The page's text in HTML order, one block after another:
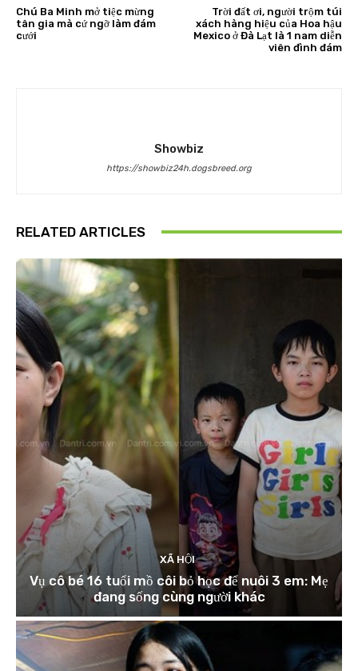
Chú Ba Minh mở tiệc mừng
tân gia mà cứ ngỡ làm đám
cưới
Trời đất ơi, người trộm túi
xách hàng hiệu của Hoa hậu
Mexico ở Đà Lạt là 1 nam diễn
viên đình đám
Showbiz
https://showbiz24h.dogsbreed.org
RELATED ARTICLES
XÃ HỘI
Vụ cô bé 16 tuổi mồ côi bỏ học để nuôi 3 em: Mẹ
đang sống cùng người khác